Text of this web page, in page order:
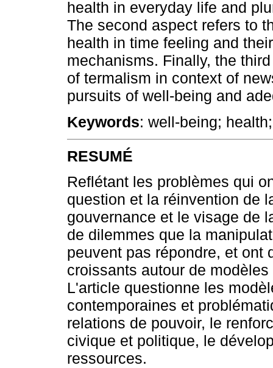
health in everyday life and
The second aspect refers to
health in time feeling and
mechanisms. Finally, the
of termalism in context of
pursuits of well-being and
Keywords: well-being;
RESUMÉ
Reflétant les problèmes qui
question et la réinvention de
gouvernance et le visage de
de dilemmes que la
peuvent pas répondre, et ont
croissants autour de
L'article questionne les
contemporaines et
relations de pouvoir, le
civique et politique, le
ressources.